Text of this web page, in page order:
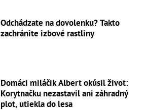
Odchádzate na dovolenku? Takto
zachránite izbové rastliny
Domáci miláčik Albert okúsil život:
Korytnačku nezastavil ani záhradný
plot, utiekla do lesa